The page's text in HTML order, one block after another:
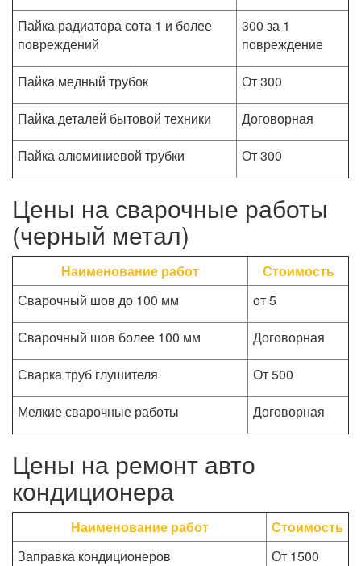
Пайка радиатора сота 1 и более
повреждений
300 за 1
повреждение
Пайка медный трубок
От 300
Пайка деталей бытовой техники
Договорная
Пайка алюминиевой трубки
От 300
Цены на сварочные работы
(черный метал)
Наименование работ
Стоимость
Сварочный шов до 100 мм
от 5
Сварочный шов более 100 мм
Договорная
Сварка труб глушителя
От 500
Мелкие сварочные работы
Договорная
Цены на ремонт авто
кондиционера
Наименование работ
Стоимость
Заправка кондиционеров
От 1500